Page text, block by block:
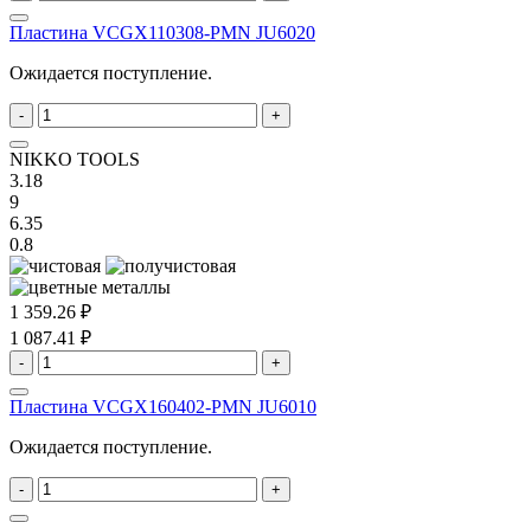
Пластина VCGX110308-PMN JU6020
Ожидается поступление.
- +
NIKKO TOOLS
3.18
9
6.35
0.8
1 359.26 ₽
1 087.41 ₽
- +
Пластина VCGX160402-PMN JU6010
Ожидается поступление.
- +